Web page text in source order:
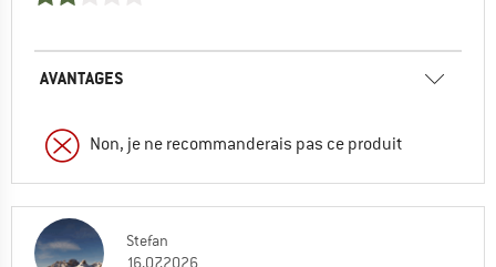
AVANTAGES
Non, je ne recommanderais pas ce produit
Stefan
16.07.2026